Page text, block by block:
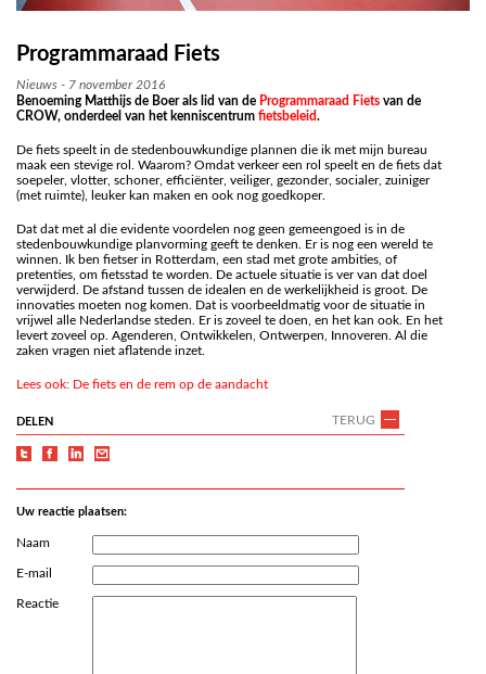
Programmaraad Fiets
Nieuws - 7 november 2016
Benoeming Matthijs de Boer als lid van de Programmaraad Fiets van de
CROW, onderdeel van het kenniscentrum fietsbeleid.
De fiets speelt in de stedenbouwkundige plannen die ik met mijn bureau
maak een stevige rol. Waarom? Omdat verkeer een rol speelt en de fiets dat
soepeler, vlotter, schoner, efficiënter, veiliger, gezonder, socialer, zuiniger
(met ruimte), leuker kan maken en ook nog goedkoper.
Dat dat met al die evidente voordelen nog geen gemeengoed is in de
stedenbouwkundige planvorming geeft te denken. Er is nog een wereld te
winnen. Ik ben fietser in Rotterdam, een stad met grote ambities, of
pretenties, om fietsstad te worden. De actuele situatie is ver van dat doel
verwijderd. De afstand tussen de idealen en de werkelijkheid is groot. De
innovaties moeten nog komen. Dat is voorbeeldmatig voor de situatie in
vrijwel alle Nederlandse steden. Er is zoveel te doen, en het kan ook. En het
levert zoveel op. Agenderen, Ontwikkelen, Ontwerpen, Innoveren. Al die
zaken vragen niet aflatende inzet.
Lees ook: De fiets en de rem op de aandacht
TERUG
DELEN
Uw reactie plaatsen:
Naam
E-mail
Reactie